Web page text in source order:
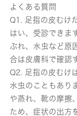
よくある質問
Q1. 足指の皮むけ
はい、受診できま
ぶれ、水虫など原
合は皮膚科で確認
Q2. 足指の皮むけ
水虫のこともあり
や蒸れ、靴の摩擦
ため、症状の出方